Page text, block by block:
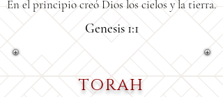
En el principio creó Dios los cielos y la tierra.
Genesis 1:1
TORAH